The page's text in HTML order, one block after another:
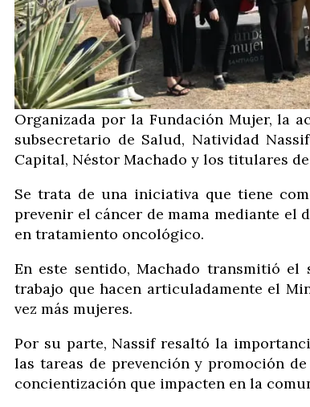
Organizada por la Fundación Mujer, la
subsecretario de Salud, Natividad
Capital, Néstor Machado y los titulares
Se trata de una iniciativa que tiene
prevenir el cáncer de mama mediante el
en tratamiento oncológico.
En este sentido, Machado transmitió
trabajo que hacen articuladamente el
vez más mujeres.
Por su parte, Nassif resaltó la
las tareas de prevención y promoción
concientización que impacten en la